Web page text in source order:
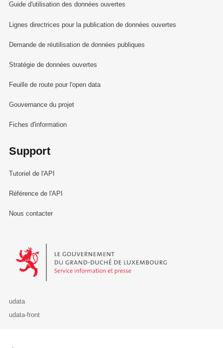
Guide d'utilisation des données ouvertes
Lignes directrices pour la publication de données ouvertes
Demande de réutilisation de données publiques
Stratégie de données ouvertes
Feuille de route pour l'open data
Gouvernance du projet
Fiches d'information
Support
Tutoriel de l'API
Référence de l'API
Nous contacter
Le Gouvernement du Grand-Duché de Luxembourg - Service
udata
udata-front